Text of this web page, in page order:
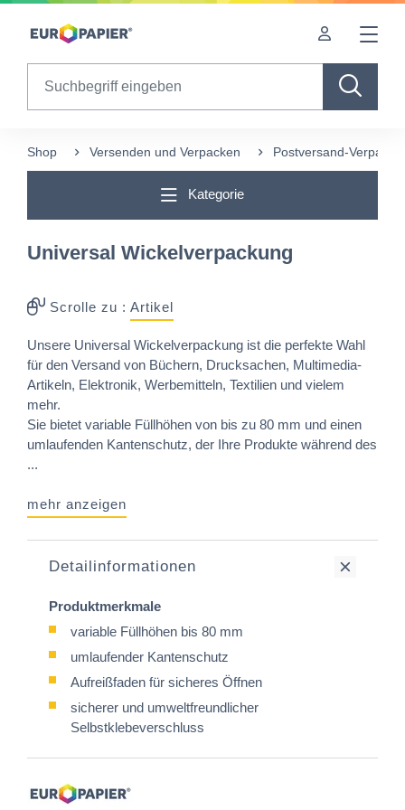
Table Of Content
Shop Versenden und Verpacken Postversand-
Kategorie
Universal Wickelverpackung
Scrolle zu : Artikel
Unsere Universal Wickelverpackung ist die perfekte Wahl
für den Versand von Büchern, Drucksachen, Multimedia-
Artikeln, Elektronik, Werbemitteln, Textilien und vielem
mehr.
Sie bietet variable Füllhöhen von bis zu 80 mm und einen
umlaufenden Kantenschutz, der Ihre Produkte während des
...
mehr anzeigen
Detailinformationen
Produktmerkmale
variable Füllhöhen bis 80 mm
umlaufender Kantenschutz
Aufreißfaden für sicheres Öffnen
sicherer und umweltfreundlicher
Selbstklebeverschluss